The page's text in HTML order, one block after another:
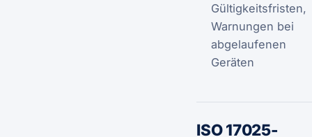
Gültigkeitsfristen,
Warnungen bei
abgelaufenen
Geräten
ISO 17025-